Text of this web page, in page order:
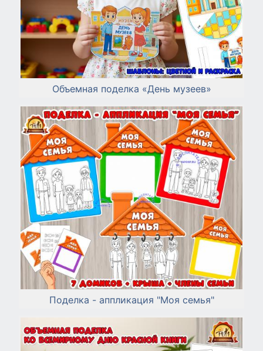
Объемная поделка «День музеев»
Поделка - аппликация "Моя семья"